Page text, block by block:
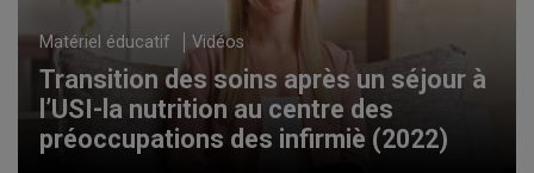
Matériel éducatif Vidéos
Transition des soins après un séjour à
l’USI-la nutrition au centre des
préoccupations des infirmiè (2022)